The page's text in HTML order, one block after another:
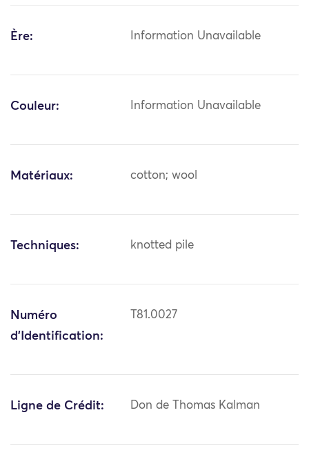
Ère: Information Unavailable
Couleur: Information Unavailable
Matériaux: cotton; wool
Techniques: knotted pile
Numéro
d'Identification:
T81.0027
Ligne de Crédit: Don de Thomas Kalman